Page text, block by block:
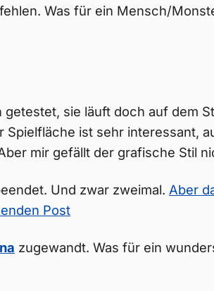
Was für ein Mensch/
getestet, sie läuft doch auf dem
Spielfläche ist sehr interessant,
mir gefällt der grafische Stil
Und zwar zweimal. Aber
Post
zugewandt. Was für ein